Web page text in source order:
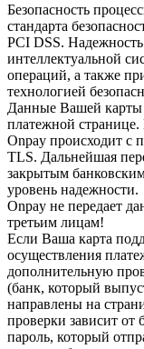
Безопасность
стандарта
PCI DSS. Надежность
интеллектуальной
операций, а также
технологией
Данные Вашей карты
платежной
Onpay происходит с
TLS. Дальнейшая
закрытым
уровень надежности.
Onpay не передает
третьим лицам!
Если Ваша карта
осуществления
дополнительную
(банк, который
направлены на
проверки зависит от
пароль, который